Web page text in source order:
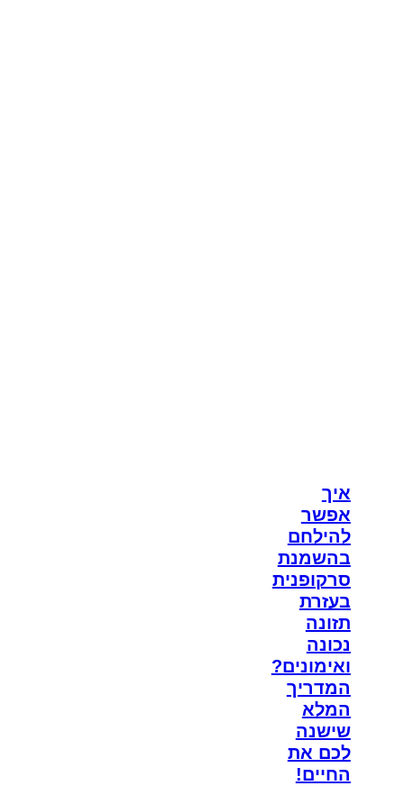
איך
אפשר
להילחם
בהשמנת
סרקופנית
בעזרת
תזונה
נכונה
ואימונים?
המדריך
המלא
שישנה
לכם את
החיים!